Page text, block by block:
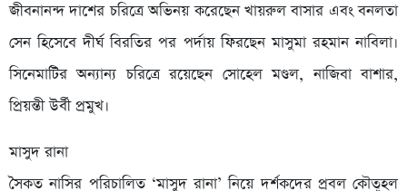
জীবনানন্দ দাশের চরিত্রে অভিনয় করেছেন খায়রুল বাসার এবং বনলতা
সেন হিসেবে দীর্ঘ বিরতির পর পর্দায় ফিরছেন মাসুমা রহমান নাবিলা।
সিনেমাটির অন্যান্য চরিত্রে রয়েছেন সোহেল মণ্ডল, নাজিবা বাশার,
প্রিয়ন্তী উর্বী প্রমুখ।
মাসুদ রানা
সৈকত নাসির পরিচালিত ‘মাসুদ রানা’ নিয়ে দর্শকদের প্রবল কৌতূহল